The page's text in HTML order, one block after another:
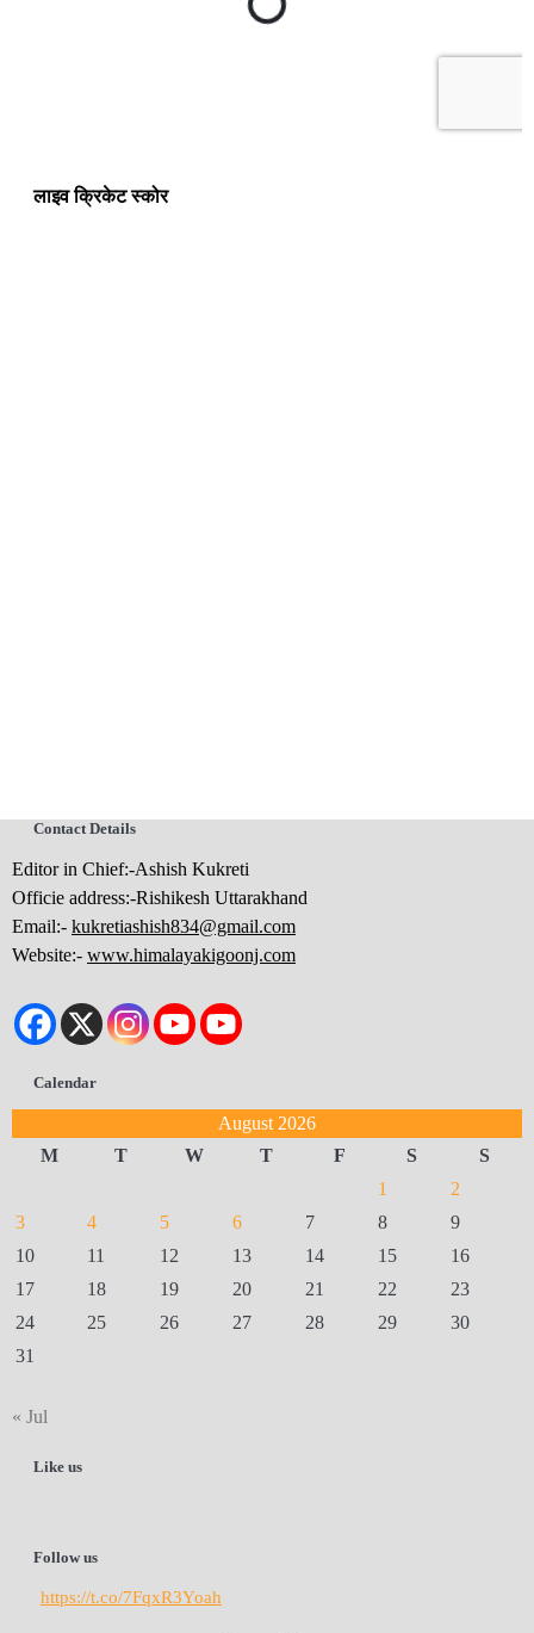
लाइव क्रिकेट स्कोर
Contact Details
Editor in Chief:-Ashish Kukreti
Officie address:-Rishikesh Uttarakhand
Email:- kukretiashish834@gmail.com
Website:- www.himalayakigoonj.com
Calendar
August 2026
M
T W T F S
S
1
2
3
4 5 6 7 8
9
10
11 12 13 14 15
16
17
18 19 20 21 22
23
24
25 26 27 28 29
30
31
« Jul
Like us
Follow us
https://t.co/7FqxR3Yoah